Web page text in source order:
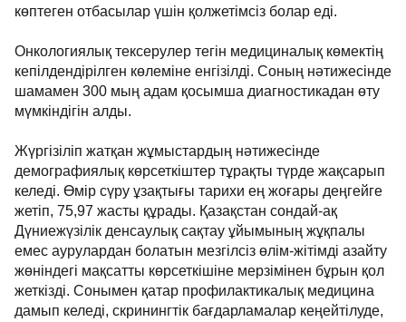
көптеген отбасылар үшін қолжетімсіз болар еді.
Онкологиялық тексерулер тегін медициналық көмектің
кепілдендірілген көлеміне енгізілді. Соның нәтижесінде
шамамен 300 мың адам қосымша диагностикадан өту
мүмкіндігін алды.
Жүргізіліп жатқан жұмыстардың нәтижесінде
демографиялық көрсеткіштер тұрақты түрде жақсарып
келеді. Өмір сүру ұзақтығы тарихи ең жоғары деңгейге
жетіп, 75,97 жасты құрады. Қазақстан сондай-ақ
Дүниежүзілік денсаулық сақтау ұйымының жұқпалы
емес аурулардан болатын мезгілсіз өлім-жітімді азайту
жөніндегі мақсатты көрсеткішіне мерзімінен бұрын қол
жеткізді. Сонымен қатар профилактикалық медицина
дамып келеді, скринингтік бағдарламалар кеңейтілуде,